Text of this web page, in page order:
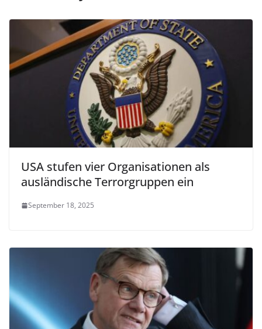
USA stufen vier Organisationen als
ausländische Terrorgruppen ein
September 18, 2025